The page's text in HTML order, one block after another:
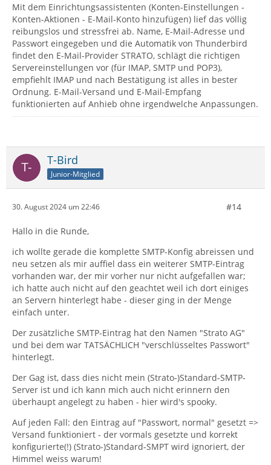
Mit dem Einrichtungsassistenten (Konten-Einstellungen -
Konten-Aktionen - E-Mail-Konto hinzufügen) lief das völlig
reibungslos und stressfrei ab. Name, E-Mail-Adresse und
Passwort eingegeben und die Automatik von Thunderbird
findet den E-Mail-Provider STRATO, schlägt die richtigen
Servereinstellungen vor (für IMAP, SMTP und POP3),
empfiehlt IMAP und nach Bestätigung ist alles in bester
Ordnung. E-Mail-Versand und E-Mail-Empfang
funktionierten auf Anhieb ohne irgendwelche Anpassungen.
T-Bird
Junior-Mitglied
30. August 2024 um 22:46 #14
Hallo in die Runde,
ich wollte gerade die komplette SMTP-Konfig abreissen und
neu setzen als mir auffiel dass ein weiterer SMTP-Eintrag
vorhanden war, der mir vorher nur nicht aufgefallen war;
ich hatte auch nicht auf den geachtet weil ich dort einiges
an Servern hinterlegt habe - dieser ging in der Menge
einfach unter.
Der zusätzliche SMTP-Eintrag hat den Namen "Strato AG"
und bei dem war TATSÄCHLICH "verschlüsseltes Passwort"
hinterlegt.
Der Gag ist, dass dies nicht mein (Strato-)Standard-SMTP-
Server ist und ich kann mich auch nicht erinnern den
überhaupt angelegt zu haben - hier wird's spooky.
Auf jeden Fall: den Eintrag auf "Passwort, normal" gesetzt =>
Versand funktioniert - der vormals gesetzte und korrekt
konfigurierte(!) (Strato-)Standard-SMPT wird ignoriert, der
Himmel weiss warum!